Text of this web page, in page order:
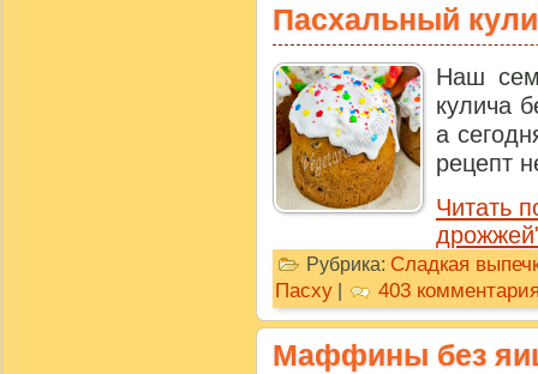
Пасхальный
Наш
кулича
а
рецепт
Читать
Рубрика: Сладкая
Пасху
403
Маффины без